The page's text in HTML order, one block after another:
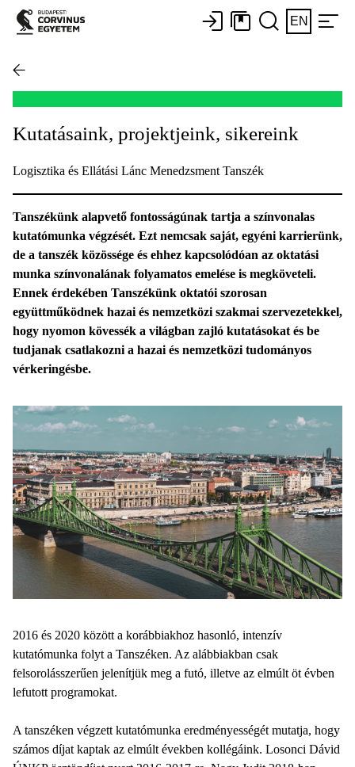
EN
Kutatásaink, projektjeink, sikereink
Logisztika és Ellátási Lánc Menedzsment Tanszék
Tanszékünk alapvető fontosságúnak tartja a színvonalas
kutatómunka végzését. Ezt nemcsak saját, egyéni karrierünk,
de a tanszék közössége és ehhez kapcsolódóan az oktatási
munka színvonalának folyamatos emelése is megköveteli.
Ennek érdekében Tanszékünk oktatói szorosan
együttműködnek hazai és nemzetközi szakmai szervezetekkel,
hogy nyomon kövessék a világban zajló kutatásokat és be
tudjanak csatlakozni a hazai és nemzetközi tudományos
vérkeringésbe.
2016 és 2020 között a korábbiakhoz hasonló, intenzív
kutatómunka folyt a Tanszéken. Az alábbiakban csak
felsorolásszerűen jelenítjük meg a futó, illetve az elmúlt öt évben
lefutott programokat.
A tanszéken végzett kutatómunka eredményességét mutatja, hogy
számos díjat kaptak az elmúlt években kollégáink. Losonci Dávid